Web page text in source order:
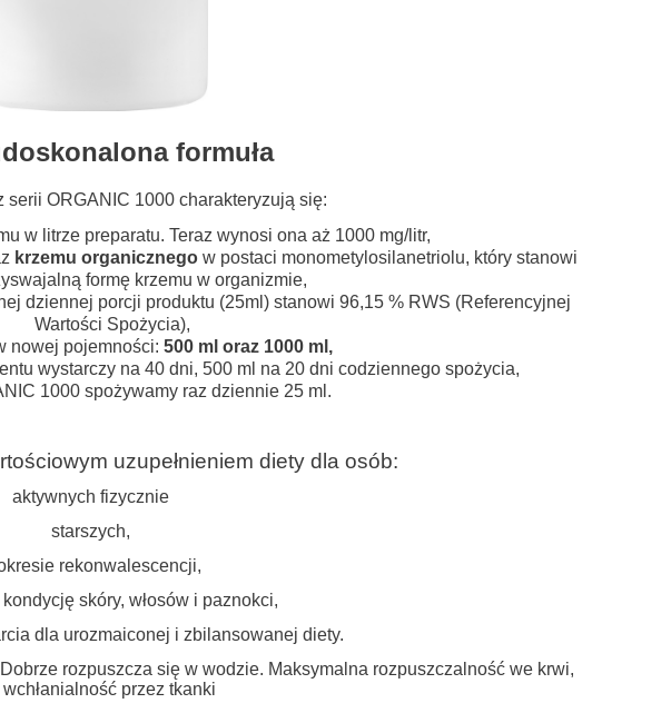
formuła
serii ORGANIC 1000 charakteryzują się:
w litrze preparatu. Teraz wynosi ona aż 1000 mg/litr,
krzemu organicznegow postaci monometylosilanetriolu, który stanowi
formę krzemu w organizmie,
dziennej porcji produktu (25ml) stanowi 96,15 % RWS (Referencyjnej
Wartości Spożycia),
nowej pojemności: 500 ml oraz 1000 ml,
wystarczy na 40 dni, 500 ml na 20 dni codziennego spożycia,
1000 spożywamy raz dziennie 25 ml.
uzupełnieniem diety dla osób:
aktywnych fizycznie
starszych,
rekonwalescencji,
skóry, włosów i paznokci,
dla urozmaiconej i zbilansowanej diety.
rozpuszcza się w wodzie. Maksymalna rozpuszczalność we krwi,
przez tkanki